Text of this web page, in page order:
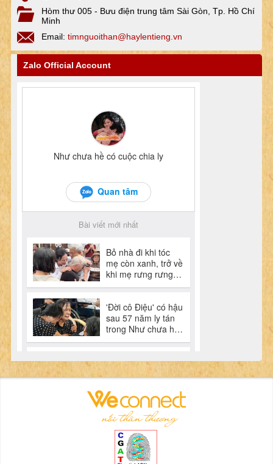
Hòm thư 005 - Bưu điện trung tâm Sài Gòn, Tp. Hồ Chí
Minh
Email: timnguoithan@haylentieng.vn
Zalo Official Account